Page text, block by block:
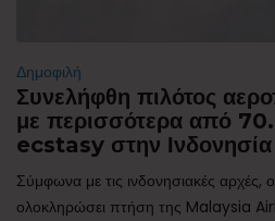
Δημοφιλή
Συνελήφθη πιλότος
με περισσότερα από
ecstasy στην Ινδονησία
Σύμφωνα με τις ινδονησιακές αρχές, ο
ολοκληρώσει πτήση της Malaysia